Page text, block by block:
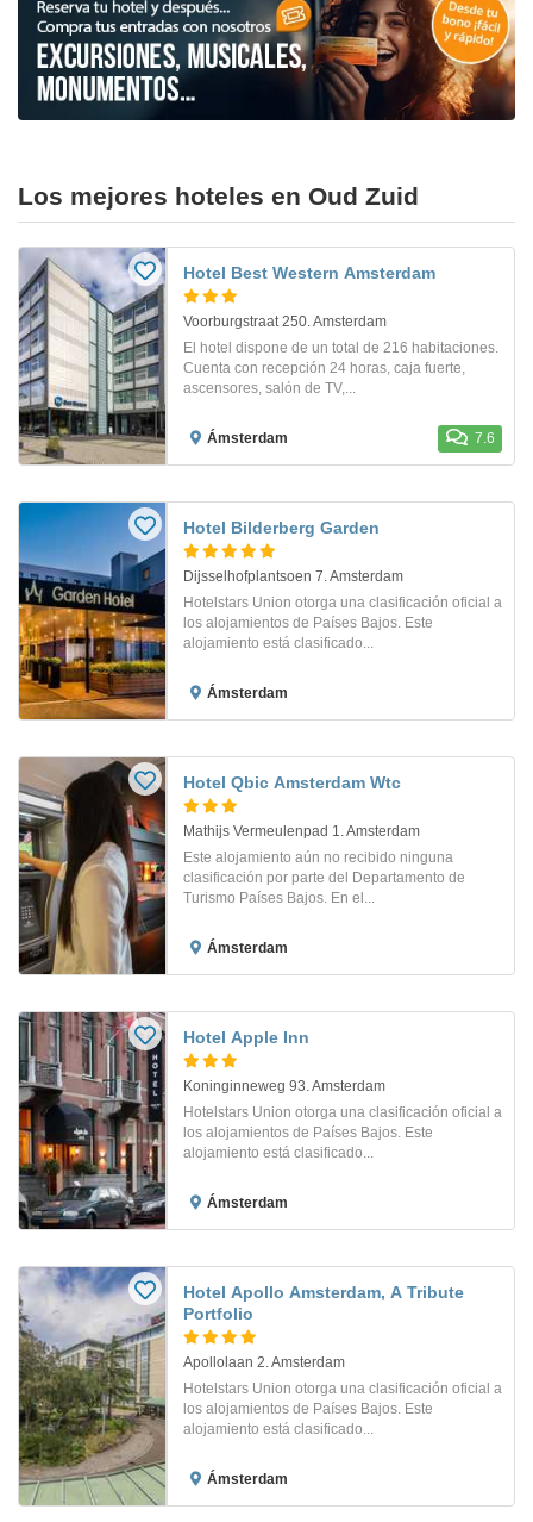
Los mejores hoteles en Oud Zuid
Hotel Best Western Amsterdam
Voorburgstraat 250. Amsterdam
El hotel dispone de un total de 216 habitaciones.
Cuenta con recepción 24 horas, caja fuerte,
ascensores, salón de TV,...
Ámsterdam 7.6
Hotel Bilderberg Garden
Dijsselhofplantsoen 7. Amsterdam
Hotelstars Union otorga una clasificación oficial a
los alojamientos de Países Bajos. Este
alojamiento está clasificado...
Ámsterdam
Hotel Qbic Amsterdam Wtc
Mathijs Vermeulenpad 1. Amsterdam
Este alojamiento aún no recibido ninguna
clasificación por parte del Departamento de
Turismo Países Bajos. En el...
Ámsterdam
Hotel Apple Inn
Koninginneweg 93. Amsterdam
Hotelstars Union otorga una clasificación oficial a
los alojamientos de Países Bajos. Este
alojamiento está clasificado...
Ámsterdam
Hotel Apollo Amsterdam, A Tribute
Portfolio
Apollolaan 2. Amsterdam
Hotelstars Union otorga una clasificación oficial a
los alojamientos de Países Bajos. Este
alojamiento está clasificado...
Ámsterdam